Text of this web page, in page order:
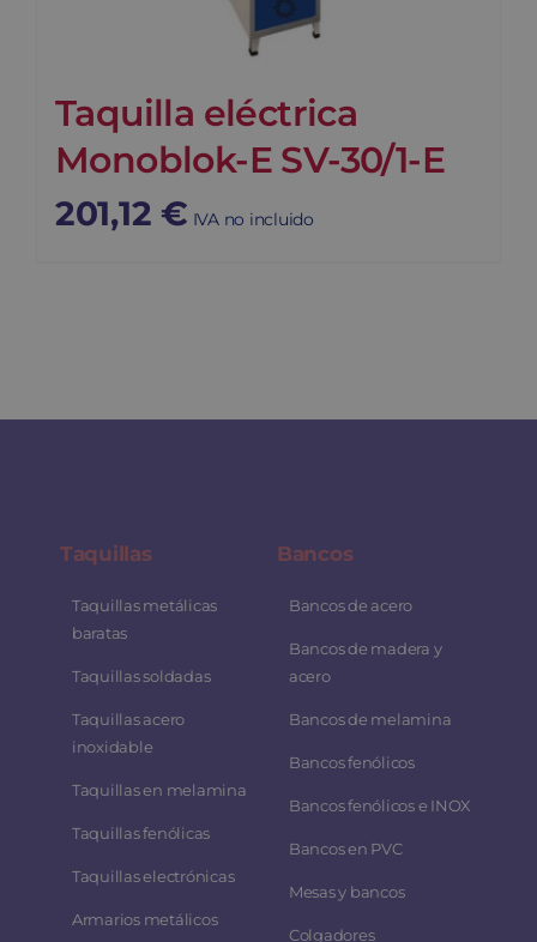
Taquilla eléctrica
Monoblok-E SV-30/1-E
201,12 € IVA no incluido
Taquillas
Taquillas metálicas
baratas
Taquillas soldadas
Taquillas acero
inoxidable
Taquillas en melamina
Taquillas fenólicas
Taquillas electrónicas
Armarios metálicos
Bancos
Bancos de acero
Bancos de madera y
acero
Bancos de melamina
Bancos fenólicos
Bancos fenólicos e INOX
Bancos en PVC
Mesas y bancos
Colgadores